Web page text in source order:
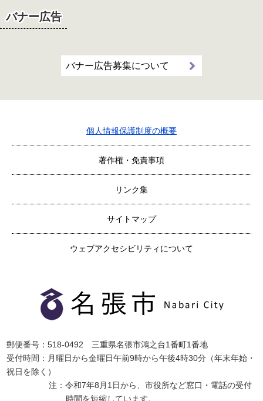
バナー広告
バナー広告募集について
個人情報保護制度の概要
著作権・免責事項
リンク集
サイトマップ
ウェブアクセシビリティについて
郵便番号：518-0492 三重県名張市鴻之台1番町1番地
受付時間：月曜日から金曜日午前9時から午後4時30分（年末年始・
祝日を除く）
注：令和7年8月1日から、市役所など窓口・電話の受付
時間を短縮しています。